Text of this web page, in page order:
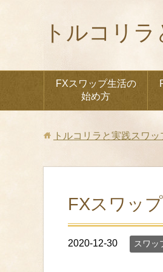
トルコリ
FXスワップ生活の
始め方
トルコリラと実践スワッ
FXスワッ
2020-12-30 スワッ